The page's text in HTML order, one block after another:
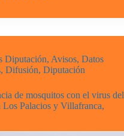
Diputación, Avisos, Datos
, Difusión, Diputación
de mosquitos con el virus del
Palacios y Villafranca,